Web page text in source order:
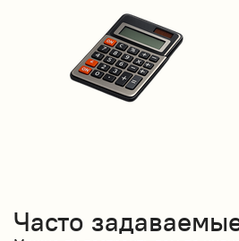
Часто